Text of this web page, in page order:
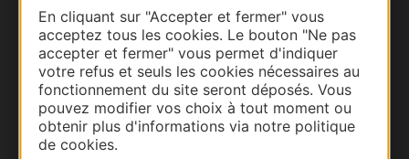
En cliquant sur "Accepter et fermer" vous
acceptez tous les cookies. Le bouton "Ne pas
accepter et fermer" vous permet d'indiquer
votre refus et seuls les cookies nécessaires au
fonctionnement du site seront déposés. Vous
pouvez modifier vos choix à tout moment ou
obtenir plus d'informations via notre politique
de cookies.
Thermalisme
Business/Mice
Pros d'Occitanie
Site presse et d'influence